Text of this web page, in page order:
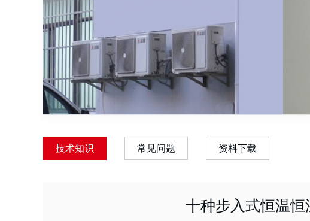
技术知识 常见问题 资料下载
十种步入式恒温